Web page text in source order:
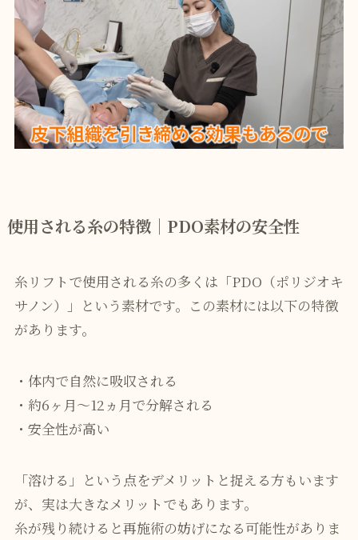
使用される糸の特徴｜PDO素材の安全性
糸リフトで使用される糸の多くは「PDO（ポリジオキ
サノン）」という素材です。この素材には以下の特徴
があります。
・体内で自然に吸収される
・約6ヶ月〜12ヵ月で分解される
・安全性が高い
「溶ける」という点をデメリットと捉える方もいます
が、実は大きなメリットでもあります。
糸が残り続けると再施術の妨げになる可能性がありま